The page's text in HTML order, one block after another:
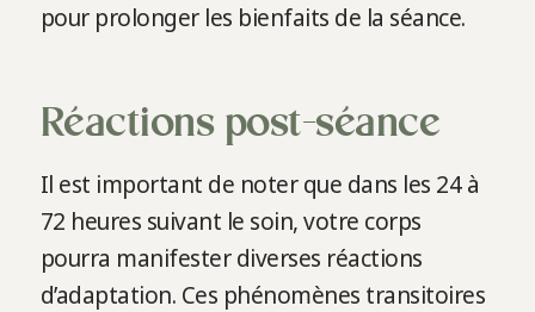
pour prolonger les bienfaits de la séance.
Réactions post-séance
Il est important de noter que dans les 24 à
72 heures suivant le soin, votre corps
pourra manifester diverses réactions
d’adaptation. Ces phénomènes transitoires